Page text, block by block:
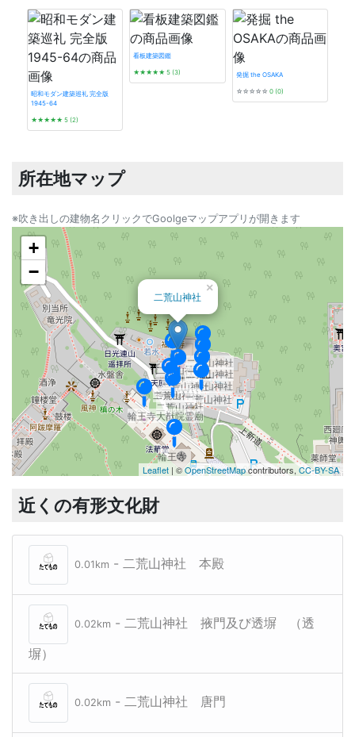
昭和モダン建築巡礼 完全版
1945-64
★★★★★ 5 (2)
看板建築図鑑
★★★★★ 5 (3) 発掘 the OSAKA
☆☆☆☆☆ 0 (0)
所在地マップ
※吹き出しの建物名クリックでGoolgeマップアプリが開きます
二荒山神社
二荒山神社
二荒山神社
二荒山神社
二荒山神社
二荒山神社
二荒山神社
二荒山神社
輪王寺
輪王寺大猷院霊廟
二荒山神社
×
+
−
Leaflet | ©OpenStreetMapcontributors, CC-BY-SA
近くの有形文化財
0.01km - 二荒山神社 本殿
0.02km - 二荒山神社 掖門及び透塀 （透
塀）
0.02km - 二荒山神社 唐門